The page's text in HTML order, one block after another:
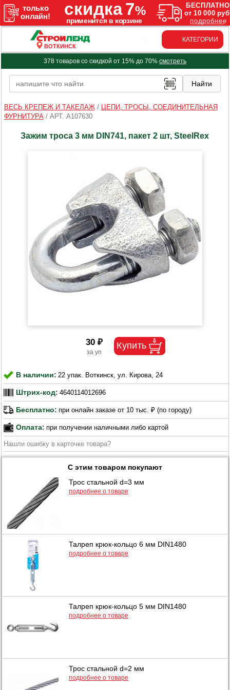
ВОТКИНСК
КАТЕГОРИИ
378 товаров со скидкой от 15% до 70% смотреть
ВЕСЬ КРЕПЕЖ И ТАКЕЛАЖ/
ЦЕПИ, ТРОСЫ, СОЕДИНИТЕЛЬНАЯ
ФУРНИТУРА/ АРТ. A107630
Зажим троса 3 мм DIN741, пакет 2 шт, SteelRex
30 ₽
В наличии: 22 упак. Воткинск, ул. Кирова, 24
Штрих-код: 4640114012696
Бесплатно: при онлайн заказе от 10 тыс. ₽ (по городу)
Оплата: при получении наличными либо картой
Нашли ошибку в карточке товара?
С этим товаром покупают
Трос стальной d=3 мм
подробнее о товаре
Талреп крюк-кольцо 6 мм DIN1480
подробнее о товаре
Талреп крюк-кольцо 5 мм DIN1480
подробнее о товаре
Трос стальной d=2 мм
подробнее о товаре